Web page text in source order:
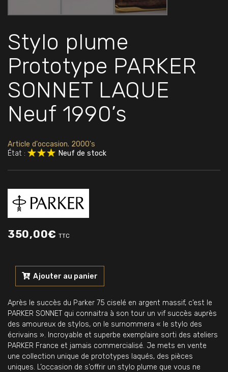
Stylo plume
Prototype PARKER
SONNET LAQUE
Neuf 1990’s
Article d'occasion. 2000's
État :
Neuf de stock
350,00€ TTC
Stylo
Prototype
PARKER
SONNET
LAQUE
Neuf
1990's
Ajouter au panier
Après le succès du Parker 75 ciselé en argent massif, c’est le
PARKER SONNET qui connaitra à son tour un vif succès auprès
des amoureux de stylos, on le surnommera « le stylo des
écrivains ». Incroyable et superbe exemplaire sorti des ateliers
PARKER France et jamais commercialisé. Je mets en vente
une collection unique de prototypes laqués, des pièces
uniques. L’occasion de s’offrir un stylo plume que vous ne